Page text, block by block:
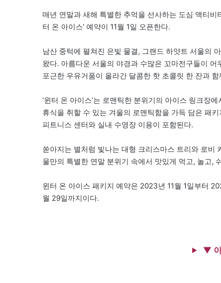
매년 연말과 새해 특별한 추억을 선사하는 도심 액티
터 온 아이스’ 예약이 11월 1일 오픈한다.
남산 중턱에 펼쳐진 은빛 물결, 그랜드 하얏트 서울의
왔다. 아름다운 서울의 야경과 수많은 꼬마전구들이
포근한 우유거품이 올라간 달콤한 핫 초콜릿 한 잔과
‘윈터 온 아이스’는 로맨틱한 분위기의 아이스 링크장
휴식을 취할 수 있는 겨울의 로맨틱함을 가득 담은 패
피트니스 센터와 실내 수영장 이용이 포함된다.
쏟아지는 별처럼 빛나는 대형 크리스마스 트리와 로비
울만의 특별한 연말 분위기 속에서 맛있게 먹고, 놀고,
윈터 온 아이스 패키지 예약은 2023년 11월 1일부터
월 29일까지이다.
▼